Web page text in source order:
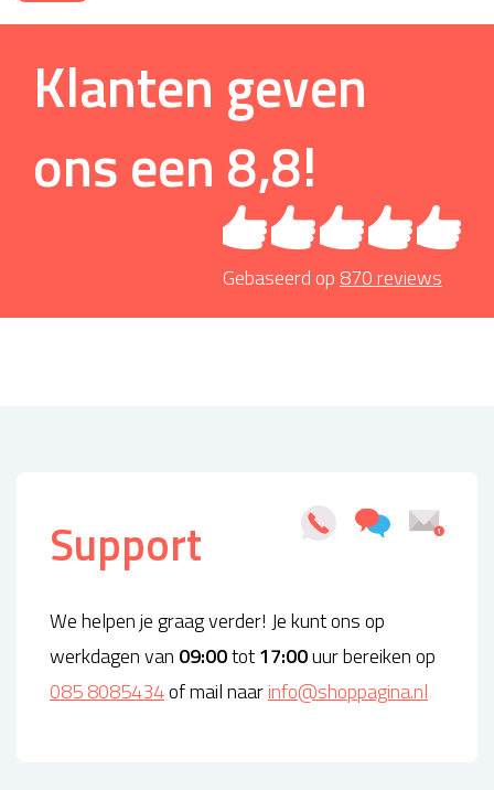
Klanten geven
ons een8,8!
Gebaseerd op 870reviews
Support
We helpen je graag verder! Je kunt ons op
werkdagen van 09:00tot17:00uur bereiken op
085 8085434of mail naarinfo@shoppagina.nl